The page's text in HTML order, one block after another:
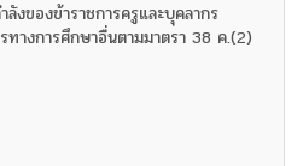
งของข้าราชการครูและบุคลากร
างการศึกษาอื่นตามมาตรา 38 ค.(2)